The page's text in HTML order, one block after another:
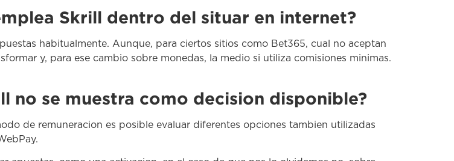
Skrill dentro del situar en internet?
habitualmente. Aunque, para ciertos sitios como Bet365, cual no aceptan
y, para ese cambio sobre monedas, la medio si utiliza comisiones minimas.
no se muestra como decision disponible?
de remuneracion es posible evaluar diferentes opciones tambien utilizadas